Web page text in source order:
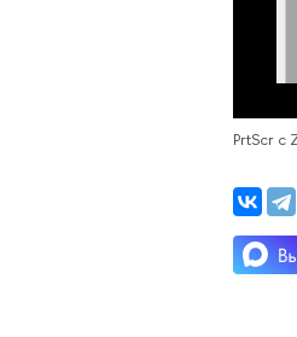
PrtScr c